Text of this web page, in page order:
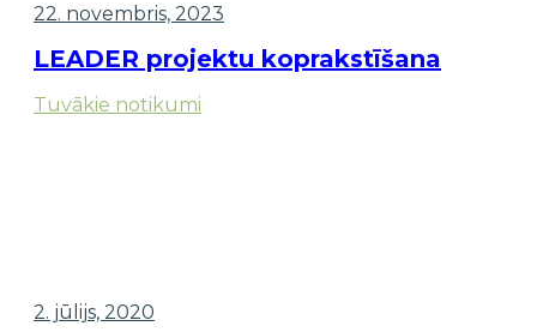
22. novembris, 2023
LEADER projektu koprakstīšana
Tuvākie notikumi
2. jūlijs, 2020